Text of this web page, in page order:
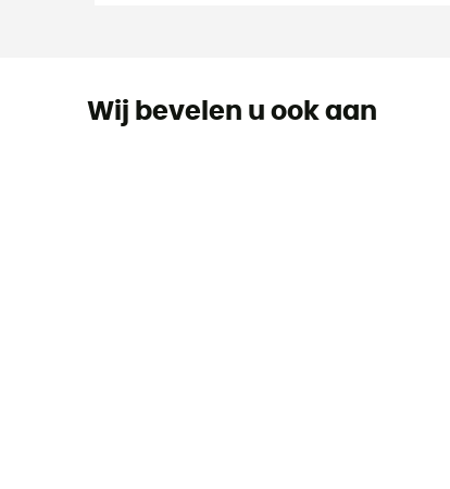
Wij bevelen u ook aan